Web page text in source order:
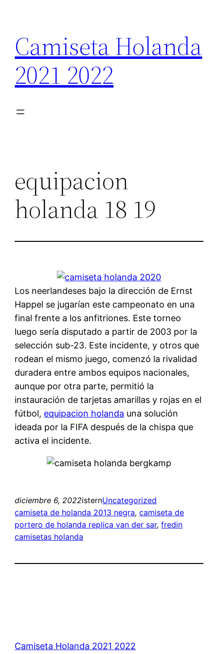
contenido
Camiseta Holanda
2021 2022
equipacion
holanda 18 19
Los neerlandeses bajo la dirección de Ernst
Happel se jugarían este campeonato en una
final frente a los anfitriones. Este torneo
luego sería disputado a partir de 2003 por la
selección sub-23. Este incidente, y otros que
rodean el mismo juego, comenzó la rivalidad
duradera entre ambos equipos nacionales,
aunque por otra parte, permitió la
instauración de tarjetas amarillas y rojas en el
fútbol, equipacion holanda una solución
ideada por la FIFA después de la chispa que
activa el incidente.
diciembre 6, 2022isternUncategorized
camiseta de holanda 2013 negra, camiseta de
portero de holanda replica van der sar, fredin
camisetas holanda
Camiseta Holanda 2021 2022